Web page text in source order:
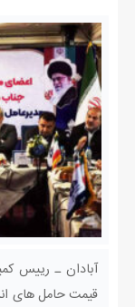
آبادان ـ رییس
قیمت حامل های